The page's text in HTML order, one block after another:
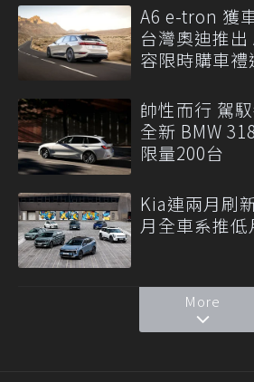
A6 e-tron 獲
台灣奧迪推
容限時購車禮
帥性而行 駕
全新 BMW
限量200台
Kia連兩月刷
月全車系推
More